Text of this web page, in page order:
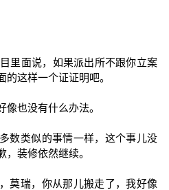
里面说，如果派出所不跟你立案
这样一个证证明吧。
也没有什么办法。
数类似的事情一样，这个事儿没
装修依然继续。
莫瑞，你从那儿搬走了，我好像